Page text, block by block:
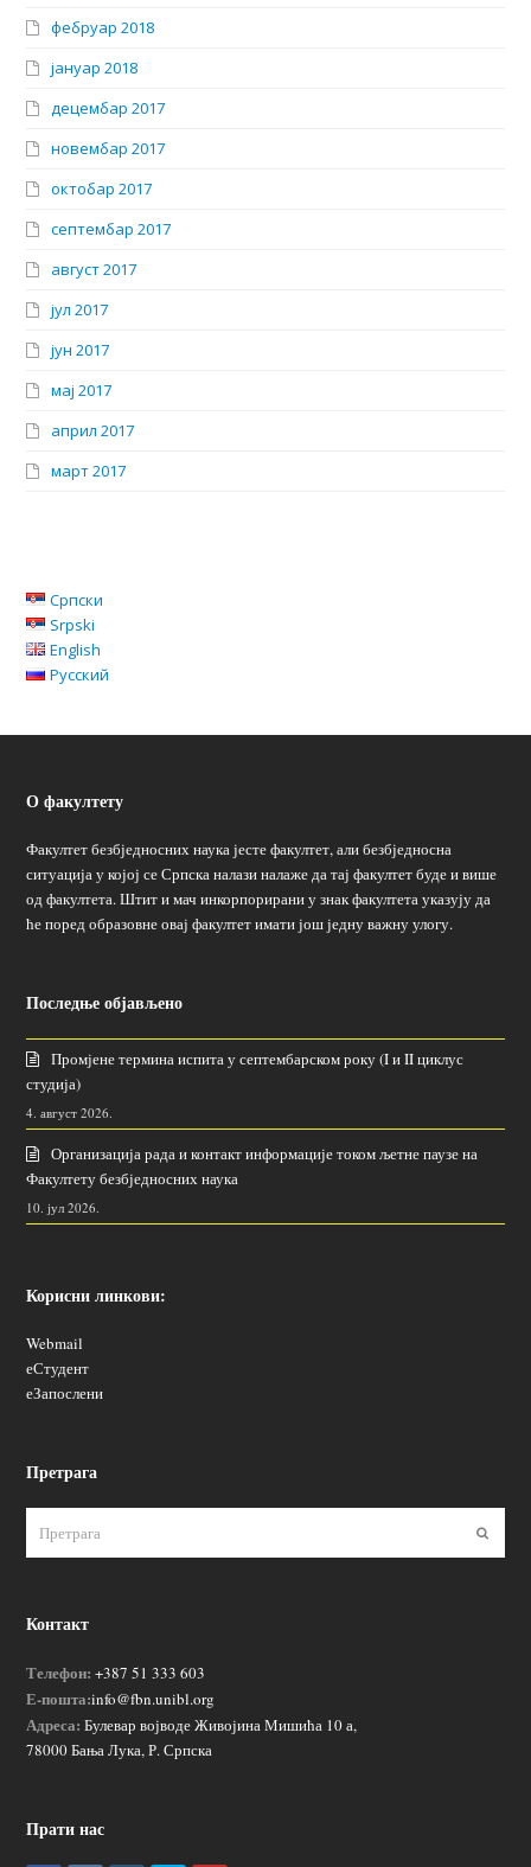
фебруар 2018
јануар 2018
децембар 2017
новембар 2017
октобар 2017
септембар 2017
август 2017
јул 2017
јун 2017
мај 2017
април 2017
март 2017
Српски
Srpski
English
Русский
О факултету
Факултет безбједносних наука јесте факултет, али безбједносна
ситуација у којој се Српска налази налаже да тај факултет буде и више
од факултета. Штит и мач инкорпорирани у знак факултета указују да
ће поред образовне овај факултет имати још једну важну улогу.
Последње објављено
Промјене термина испита у септембарском року (I и II циклус
студија)
4. август 2026.
Организација рада и контакт информације током љетне паузе на
Факултету безбједносних наука
10. јул 2026.
Корисни линкови:
Webmail
еСтудент
еЗапослени
Претрага
Контакт
Телефон: +387 51 333 603
Е-пошта:info@fbn.unibl.org
Адреса: Булевар војводе Живојина Мишића 10 а,
78000 Бања Лука, Р. Српска
Прати нас